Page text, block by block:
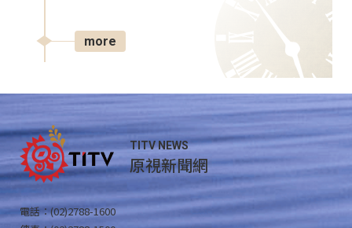
more
TITV NEWS
原視新聞網
電話：(02)2788-1600